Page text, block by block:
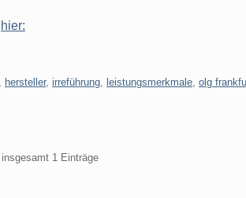
hier:
hersteller, irreführung leistungsmerkmale olg
1 Einträge